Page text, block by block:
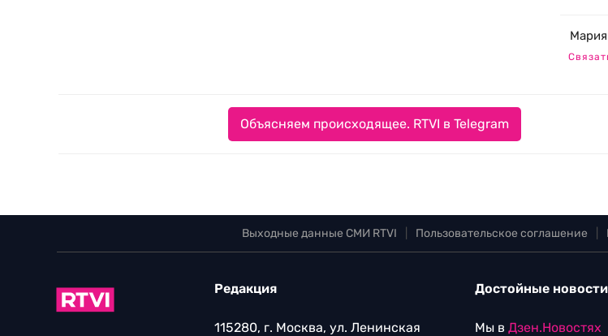
Объясняем происходящее. RTVI в Telegram
Выходные данные СМИ RTVI Пользовательское соглашение
Редакция
115280, г. Москва, ул. Ленинская
Достойные новости
Мы в Дзен.Новостях